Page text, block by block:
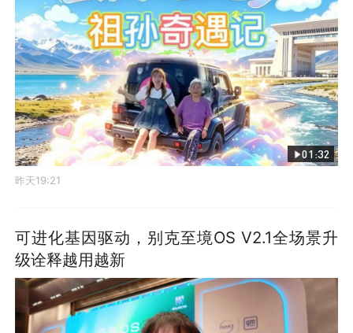
01:32
昨天19:21
可进化基因驱动，别克至境OS V2.1全场景升
级诠释越用越新